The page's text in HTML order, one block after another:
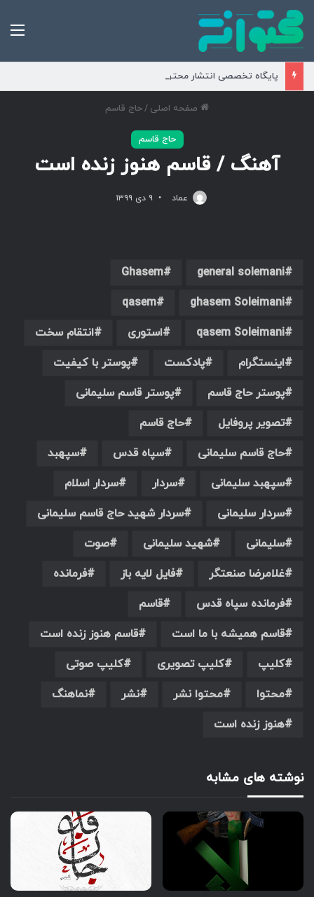
پایگاه تخصصی انتشار محتوای مناسبتی و موضوعی
صفحه اصلی /حاج قاسم
حاج قاسم
آهنگ / قاسم هنوز زنده است
عماد ۹ دی ۱۳۹۹
general solemani
Ghasem
ghasem Soleimani
qasem
qasem Soleimani
استوری
انتقام سخت
اینستگرام
پادکست
پوستر با کیفیت
پوستر حاج قاسم
پوستر قاسم سلیمانی
تصویر پروفایل
حاج قاسم
حاج قاسم سلیمانی
سپاه قدس
سپهبد
سپهبد سلیمانی
سردار
سردار اسلام
سردار سلیمانی
سردار شهید حاج قاسم سلیمانی
سلیمانی
شهید سلیمانی
صوت
غلامرضا صنعتگر
فایل لایه باز
فرمانده
فرمانده سپاه قدس
قاسم
قاسم همیشه با ما است
قاسم هنوز زنده است
کلیپ
کلیپ تصویری
کلیپ صوتی
محتوا
محتوا نشر نشر
نماهنگ
هنوز زنده است
نوشته های مشابه